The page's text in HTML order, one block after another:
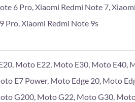
6 Pro, Xiaomi Redmi Note 7,
Pro, Xiaomi Redmi Note 9s
Moto E22, Moto E30, Moto E40,
E7 Power, Moto Edge 20, Moto
G200, Moto G22, Moto G30,